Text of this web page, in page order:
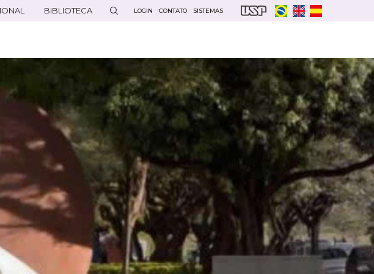
BIBLIOTECA LOGIN CONTATO SISTEMAS